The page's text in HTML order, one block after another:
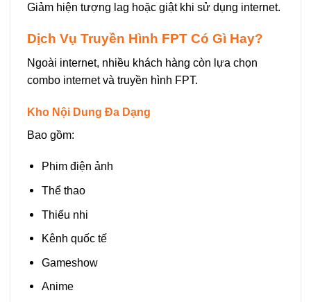
Giảm hiện tượng lag hoặc giật khi sử dụng internet.
Dịch Vụ Truyền Hình FPT Có Gì Hay?
Ngoài internet, nhiều khách hàng còn lựa chọn
combo internet và truyền hình FPT.
Kho Nội Dung Đa Dạng
Bao gồm:
Phim điện ảnh
Thể thao
Thiếu nhi
Kênh quốc tế
Gameshow
Anime